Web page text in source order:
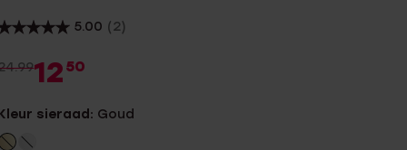
5.00 (2)
12 50
sieraad: Goud